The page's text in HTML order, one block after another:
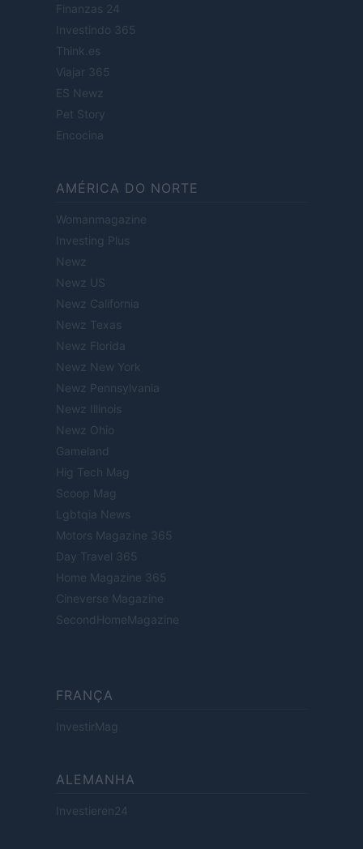
Finanzas 24
Investindo 365
Think.es
Viajar 365
ES Newz
Pet Story
Encocina
AMÉRICA DO NORTE
Womanmagazine
Investing Plus
Newz
Newz US
Newz California
Newz Texas
Newz Florida
Newz New York
Newz Pennsylvania
Newz Illinois
Newz Ohio
Gameland
Hig Tech Mag
Scoop Mag
Lgbtqia News
Motors Magazine 365
Day Travel 365
Home Magazine 365
Cineverse Magazine
SecondHomeMagazine
FRANÇA
InvestirMag
ALEMANHA
Investieren24